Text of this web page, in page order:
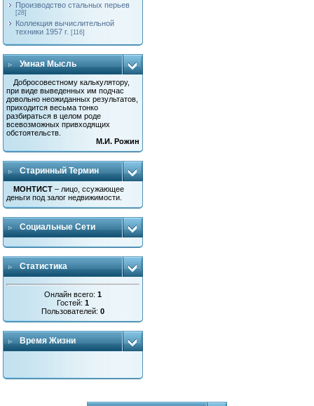
Производство стальных перьев
[28]
Коллекция вычислительной
техники 1957 г. [116]
Умная Мысль
Добросовестному калькулятору,
при виде выведенных им подчас
довольно неожиданных результатов,
приходится весьма тонко
разбираться в целом роде
всевозможных привходящих
обстоятельств.
М.И. Рожин
Старинный Термин
МОНТИСТ – лицо, ссужающее
деньги под залог недвижимости.
Социальные Сети
Статистика
Онлайн всего:1
Гостей:1
Пользователей:0
Время Жизни